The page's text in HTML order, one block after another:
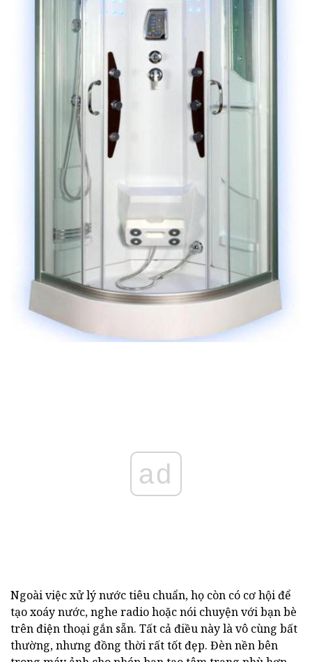
ad
Ngoài việc xử lý nước tiêu chuẩn, họ còn có cơ hội để
tạo xoáy nước, nghe radio hoặc nói chuyện với bạn bè
trên điện thoại gắn sẵn. Tất cả điều này là vô cùng bất
thường, nhưng đồng thời rất tốt đẹp. Đèn nền bên